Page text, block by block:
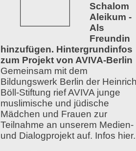
Schalom
Aleikum -
Als
Freundin
hinzufügen. Hintergrundinfos
zum Projekt von AVIVA-Berlin
Gemeinsam mit dem
Bildungswerk Berlin der
Böll-Stiftung rief AVIVA junge
muslimische und jüdische
Mädchen und Frauen zur
Teilnahme an unserem Medien-
und Dialogprojekt auf. Infos